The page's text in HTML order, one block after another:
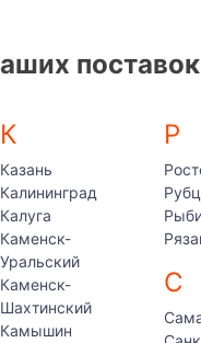
поставок
К
Казань
Калининград
Калуга
Каменск-
Уральский
Каменск-
Шахтинский
Камышин
Р
С